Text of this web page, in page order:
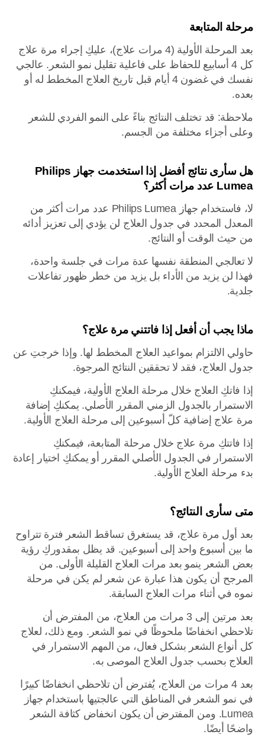
مرحلة المتابعة
بعد المرحلة الأولية (4 مرات علاج)، عليكِ إجراء مرة علاج
كل 4 أسابيع للحفاظ على فاعلية تقليل نمو الشعر. عالجي
نفسك في غضون 4 أيام قبل تاريخ العلاج المخطط له أو
بعده.
ملاحظة: قد تختلف النتائج بناءً على النمو الفردي للشعر
وعلى أجزاء مختلفة من الجسم.
هل سأرى نتائج أفضل إذا استخدمت جهاز Philips
Lumea عدد مرات أكثر؟
لا، فاستخدام جهاز Philips Lumea عدد مرات أكثر من
المعدل المحدد في جدول العلاج لن يؤدي إلى تعزيز أدائه
من حيث الوقت أو النتائج.
لا تعالجي المنطقة نفسها عدة مرات في جلسة واحدة،
فهذا لن يزيد من الأداء بل يزيد من خطر ظهور تفاعلات
جلدية.
ماذا يجب أن أفعل إذا فاتتني مرة علاج؟
حاولي الالتزام بمواعيد العلاج المخطط لها. وإذا خرجتِ عن
جدول العلاج، فقد لا تحققين النتائج المرجوة.
إذا فاتكِ العلاج خلال مرحلة العلاج الأولية، فيمكنكِ
الاستمرار بالجدول الزمني المقرر الأصلي. يمكنكِ إضافة
مرة علاج إضافية كلّ أسبوعين إلى مرحلة العلاج الأولية.
إذا فاتتكِ مرة علاج خلال مرحلة المتابعة، فيمكنكِ
الاستمرار في الجدول الأصلي المقرر أو يمكنكِ اختيار إعادة
بدء مرحلة العلاج الأولية.
متى سأرى النتائج؟
بعد أول مرة علاج، قد يستغرق تساقط الشعر فترة تتراوح
ما بين أسبوع واحد إلى أسبوعين. قد يظل بمقدوركِ رؤية
بعض الشعر ينمو بعد مرات العلاج القليلة الأولى. من
المرجح أن يكون هذا عبارة عن شعر لم يكن في مرحلة
نموه في أثناء مرات العلاج السابقة.
بعد مرتين إلى 3 مرات من العلاج، من المفترض أن
تلاحظي انخفاضًا ملحوظًا في نمو الشعر. ومع ذلك، لعلاج
كل أنواع الشعر بشكل فعال، من المهم الاستمرار في
العلاج بحسب جدول العلاج الموصى به.
بعد 4 مرات من العلاج، يُفترض أن تلاحظي انخفاضًا كبيرًا
في نمو الشعر في المناطق التي عالجتيها باستخدام جهاز
Lumea. ومن المفترض أن يكون انخفاض كثافة الشعر
واضحًا أيضًا.